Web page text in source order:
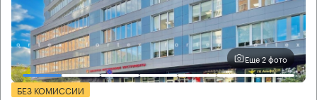
Еще 2 фото
БЕЗ КОМИССИИ